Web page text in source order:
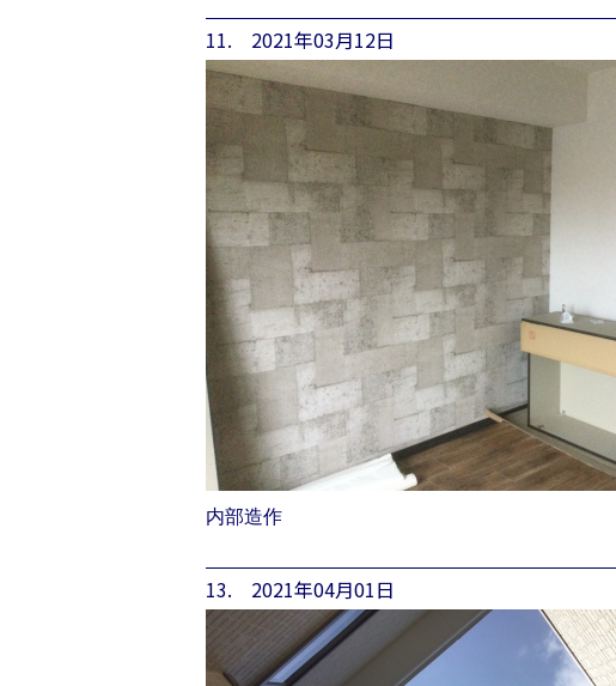
11. 2021年03月12日
内部造作
13. 2021年04月01日